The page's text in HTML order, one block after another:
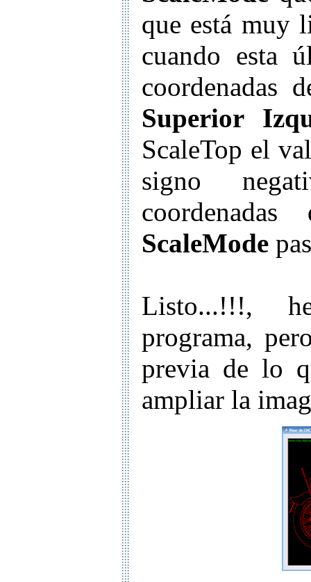
que está muy
cuando esta
coordenadas
Superior
ScaleTop el
signo
ScaleMode
Listo...!!!,
programa,
previa de lo
ampliar la